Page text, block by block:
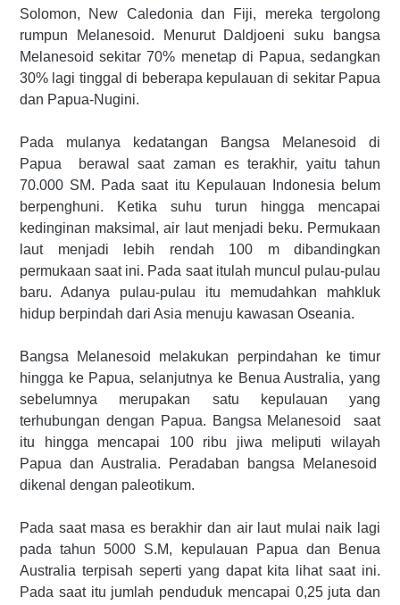
Solomon, New Caledonia dan Fiji, mereka tergolong
rumpun Melanesoid. Menurut Daldjoeni suku bangsa
Melanesoid sekitar 70% menetap di Papua, sedangkan
30% lagi tinggal di beberapa kepulauan di sekitar Papua
dan Papua-Nugini.
Pada mulanya kedatangan Bangsa Melanesoid di
Papua berawal saat zaman es terakhir, yaitu tahun
70.000 SM. Pada saat itu Kepulauan Indonesia belum
berpenghuni. Ketika suhu turun hingga mencapai
kedinginan maksimal, air laut menjadi beku. Permukaan
laut menjadi lebih rendah 100 m dibandingkan
permukaan saat ini. Pada saat itulah muncul pulau-pulau
baru. Adanya pulau-pulau itu memudahkan mahkluk
hidup berpindah dari Asia menuju kawasan Oseania.
Bangsa Melanesoid melakukan perpindahan ke timur
hingga ke Papua, selanjutnya ke Benua Australia, yang
sebelumnya merupakan satu kepulauan yang
terhubungan dengan Papua. Bangsa Melanesoid saat
itu hingga mencapai 100 ribu jiwa meliputi wilayah
Papua dan Australia. Peradaban bangsa Melanesoid
dikenal dengan paleotikum.
Pada saat masa es berakhir dan air laut mulai naik lagi
pada tahun 5000 S.M, kepulauan Papua dan Benua
Australia terpisah seperti yang dapat kita lihat saat ini.
Pada saat itu jumlah penduduk mencapai 0,25 juta dan